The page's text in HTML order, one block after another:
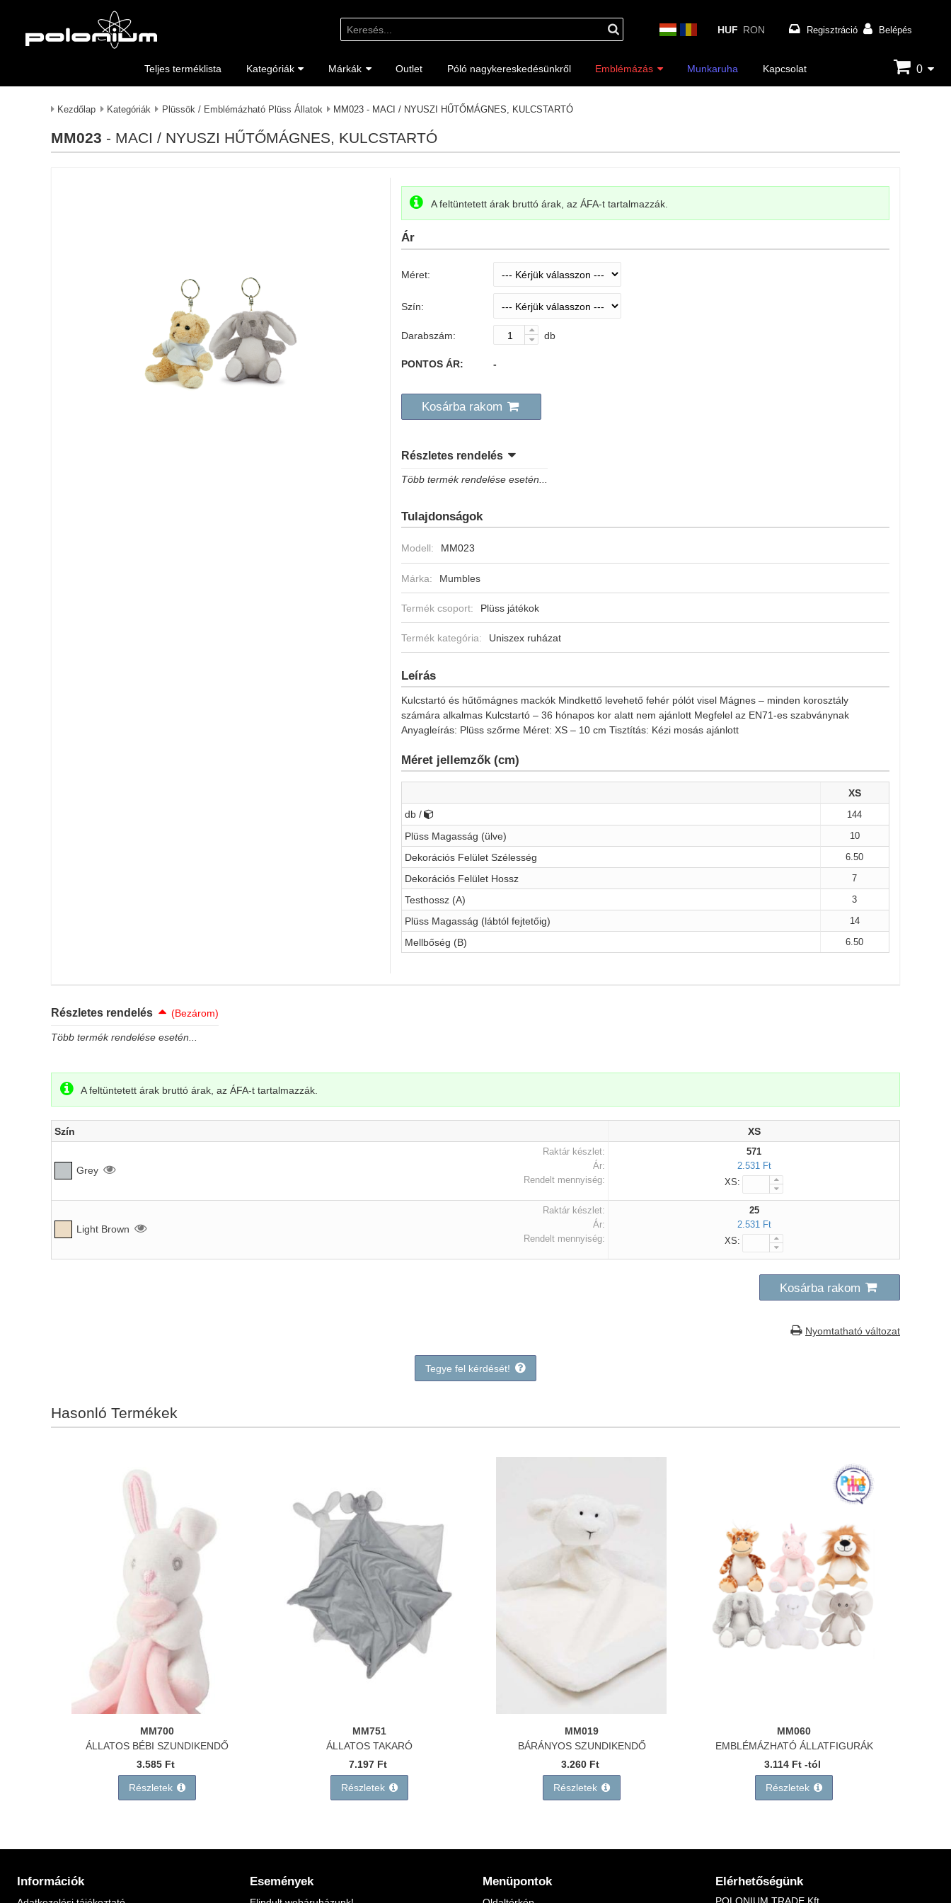
HUF RON Regisztráció Belépés
Teljes terméklista Kategóriák Márkák Outlet Póló nagykereskedésünkről Emblémázás Munkaruha Kapcsolat 0
Kezdőlap Kategóriák Plüssök / Emblémázható Plüss Állatok MM023 - MACI / NYUSZI HŰTŐMÁGNES, KULCSTARTÓ
MM023 - MACI / NYUSZI HŰTŐMÁGNES, KULCSTARTÓ
A feltüntetett árak bruttó árak, az ÁFA-t tartalmazzák.
Ár
Méret:
Szín:
Darabszám: db
PONTOS ÁR: -
Kosárba rakom
Részletes rendelés
Több termék rendelése esetén...
Tulajdonságok
Modell: MM023
Márka: Mumbles
Termék csoport: Plüss játékok
Termék kategória: Uniszex ruházat
Leírás
Kulcstartó és hűtőmágnes mackók Mindkettő levehető fehér pólót visel Mágnes – minden korosztály
számára alkalmas Kulcstartó – 36 hónapos kor alatt nem ajánlott Megfelel az EN71-es szabványnak
Anyagleírás: Plüss szőrme Méret: XS – 10 cm Tisztítás: Kézi mosás ajánlott
Méret jellemzők (cm)
XS
db /
144
Plüss Magasság (ülve) 10
Dekorációs Felület Szélesség 6.50
Dekorációs Felület Hossz 7
Testhossz (A) 3
Plüss Magasság (lábtól fejtetőig) 14
Mellbőség (B) 6.50
Részletes rendelés
(Bezárom)
Több termék rendelése esetén...
A feltüntetett árak bruttó árak, az ÁFA-t tartalmazzák.
Szín XS
Grey
Raktár készlet:
Ár:
Rendelt mennyiség:
571
2.531 Ft
XS:
Light Brown
Raktár készlet:
Ár:
Rendelt mennyiség:
25
2.531 Ft
XS:
Kosárba rakom
Nyomtatható változat
Tegye fel kérdését!
Hasonló Termékek
MM700
ÁLLATOS BÉBI SZUNDIKENDŐ
3.585 Ft
Részletek
MM751
ÁLLATOS TAKARÓ
7.197 Ft
Részletek
MM019
BÁRÁNYOS SZUNDIKENDŐ
3.260 Ft
Részletek
MM060
EMBLÉMÁZHATÓ ÁLLATFIGURÁK
3.114 Ft -tól
Részletek
Információk Események Menüpontok Elérhetőségünk